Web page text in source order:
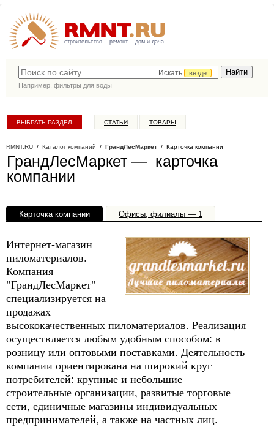
строительство ремонт дом и дача
Искать
везде
Например, фильтры для воды
ВЫБРАТЬ РАЗДЕЛ СТАТЬИ ТОВАРЫ
RMNT.RU / Каталог компаний / ГрандЛесМаркет / Карточка компании
ГрандЛесМаркет — карточка
компании
Карточка компании Офисы, филиалы — 1
Интернет-магазин
пиломатериалов.
Компания
"ГрандЛесМаркет"
специализируется на
продажах
высококачественных пиломатериалов. Реализация
осуществляется любым удобным способом: в
розницу или оптовыми поставками. Деятельность
компании ориентирована на широкий круг
потребителей: крупные и небольшие
строительные организации, развитые торговые
сети, единичные магазины индивидуальных
предпринимателей, а также на частных лиц.